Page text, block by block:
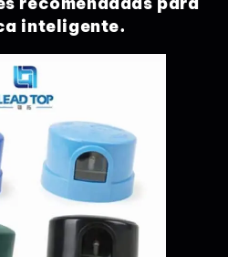
inteligente.